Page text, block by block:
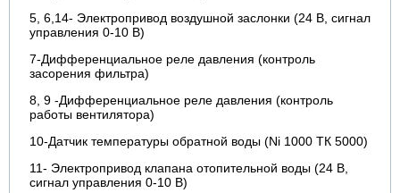
5, 6,14- Электропривод воздушной заслонки (24 В, сигнал
управления 0-10 В)
7-Дифференциальное реле давления (контроль
засорения фильтра)
8, 9 -Дифференциальное реле давления (контроль
работы вентилятора)
10-Датчик температуры обратной воды (Ni 1000 ТК 5000)
11- Электропривод клапана отопительной воды (24 В,
сигнал управления 0-10 В)